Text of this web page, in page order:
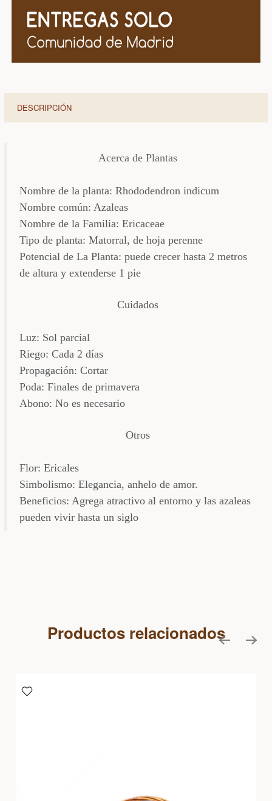
DESCRIPCIÓN
Acerca de Plantas
Nombre de la planta: Rhododendron indicum
Nombre común: Azaleas
Nombre de la Familia: Ericaceae
Tipo de planta: Matorral, de hoja perenne
Potencial de La Planta: puede crecer hasta 2 metros
de altura y extenderse 1 pie
Cuidados
Luz: Sol parcial
Riego: Cada 2 días
Propagación: Cortar
Poda: Finales de primavera
Abono: No es necesario
Otros
Flor: Ericales
Simbolismo: Elegancia, anhelo de amor.
Beneficios: Agrega atractivo al entorno y las azaleas
pueden vivir hasta un siglo
Productos relacionados